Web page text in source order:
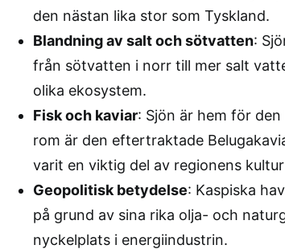
den nästan lika stor som Tyskland.
Blandning av salt och sötvatten:
från sötvatten i norr till mer salt
olika ekosystem.
Fisk och kaviar: Sjön är hem för
rom är den eftertraktade
varit en viktig del av regionens
Geopolitisk betydelse: Kaspiska
på grund av sina rika olja- och
nyckelplats i energiindustrin.